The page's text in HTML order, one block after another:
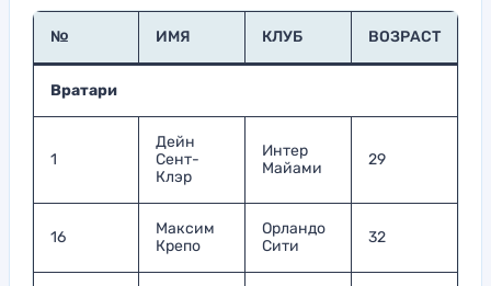
№ ИМЯ КЛУБ ВОЗРАСТ
Вратари
1
Дейн
Сент-
Клэр
Интер
Майами
29
16
Максим
Крепо
Орландо
Сити
32